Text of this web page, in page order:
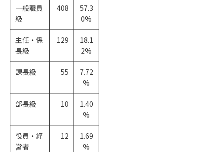
一般職員
級
408
57.3
0%
主任・係
長級
129
18.1
2%
課長級 55
7.72
%
部長級 10
1.40
%
役員・経
営者
12
1.69
%